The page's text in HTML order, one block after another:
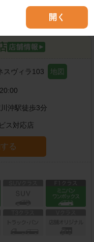
開く
スヴィラ103 地図
沖駅徒歩3分
ス対応店
る